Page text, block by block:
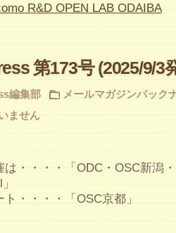
R&D OPEN LAB ODAIBA
第173号 (2025/9/3
編集部
メールマガジンバック
ません
は・・・・「ODC・OSC新潟
・・・・「OSC京都」